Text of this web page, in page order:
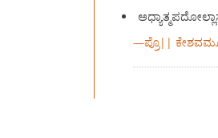
—ಪ್ರೊ||